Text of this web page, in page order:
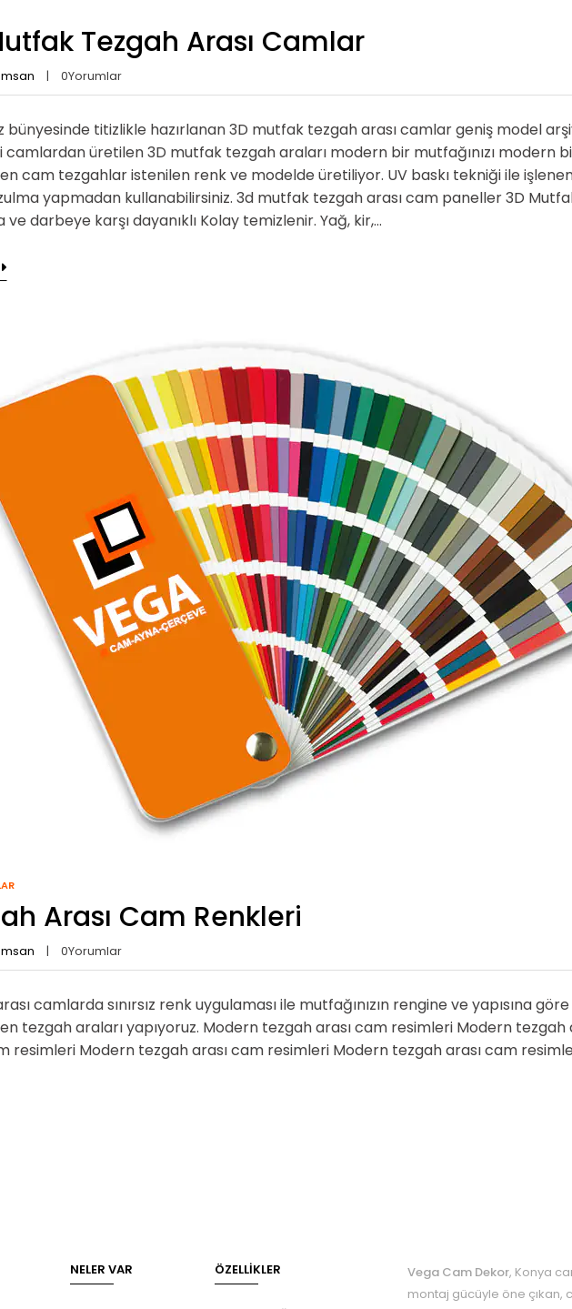
Tezgah Arası Camlar
0Yorumlar
bünyesinde titizlikle hazırlanan 3D mutfak tezgah arası camlar geniş model
üretilen 3D mutfak tezgah araları modern bir mutfağınızı modern
cam tezgahlar istenilen renk ve modelde üretiliyor. UV baskı tekniği ile
yapmadan kullanabilirsiniz. 3d mutfak tezgah arası cam paneller 3D
ve darbeye karşı dayanıklı Kolay temizlenir. Yağ, kir,...
Arası Cam Renkleri
0Yorumlar
camlarda sınırsız renk uygulaması ile mutfağınızın rengine ve yapısına
tezgah araları yapıyoruz. Modern tezgah arası cam resimleri Modern
resimleri Modern tezgah arası cam resimleri Modern tezgah arası cam
NELER VAR ÖZELLIKLER Vega Cam Dekor, Konya
montaj gücüyle öne çıkan,